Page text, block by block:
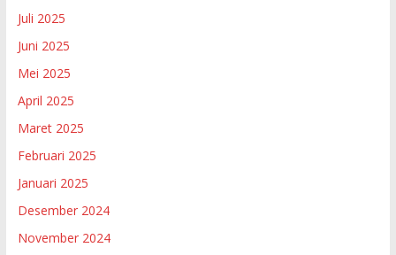
Juli 2025
Juni 2025
Mei 2025
April 2025
Maret 2025
Februari 2025
Januari 2025
Desember 2024
November 2024